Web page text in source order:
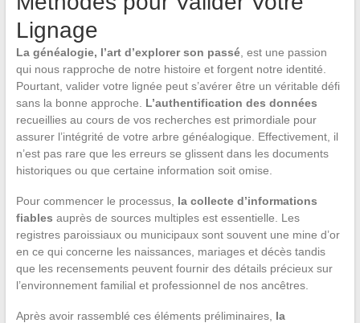
Lignage
La généalogie, l’art d’explorer son passé, est une passion
qui nous rapproche de notre histoire et forgent notre identité.
Pourtant, valider votre lignée peut s’avérer être un véritable défi
sans la bonne approche. L’authentification des données
recueillies au cours de vos recherches est primordiale pour
assurer l’intégrité de votre arbre généalogique. Effectivement, il
n’est pas rare que les erreurs se glissent dans les documents
historiques ou que certaine information soit omise.
Pour commencer le processus, la collecte d’informations
fiables auprès de sources multiples est essentielle. Les
registres paroissiaux ou municipaux sont souvent une mine d’or
en ce qui concerne les naissances, mariages et décès tandis
que les recensements peuvent fournir des détails précieux sur
l’environnement familial et professionnel de nos ancêtres.
Après avoir rassemblé ces éléments préliminaires, la